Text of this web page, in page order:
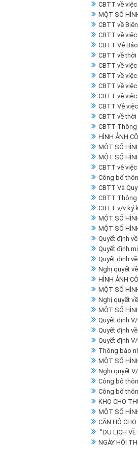
CBTT về
MỘT SỐ
CBTT về
CBTT về
CBTT Về
CBTT về
CBTT về
CBTT về
CBTT về
CBTT về
CBTT Về
CBTT về
CBTT
HÌNH ẢNH
MỘT SỐ
MỘT SỐ
CBTT vê
Công bố
CBTT Và
CBTT Thông
CBTT v/v ký
MỘT SỐ
MỘT SỐ
Quyết định
Quyết định
Quyết định
Nghị quyết
HÌNH ẢNH
MỘT SỐ
Nghị quyết
MỘT SỐ
Quyết định
Quyết định
Quyết định
Thông báo
MỘT SỐ
Nghị quyết
Công bố
Công bố
KHO CHO
MỘT SỐ
CĂN HỘ
"DU LỊCH
NGÀY HỘI